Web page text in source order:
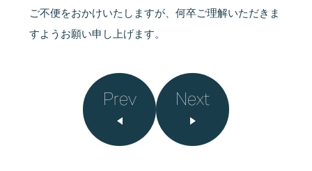
ご不便をおかけいたしますが、何卒ご理解いただきま
すようお願い申し上げます。
Prev Next